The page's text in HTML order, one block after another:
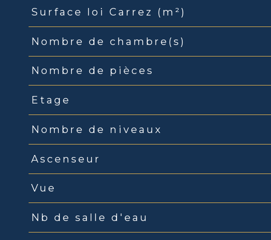
Surface loi Carrez (m²)
Nombre de chambre(s)
Nombre de pièces
Etage
Nombre de niveaux
Ascenseur
Vue
Nb de salle d'eau